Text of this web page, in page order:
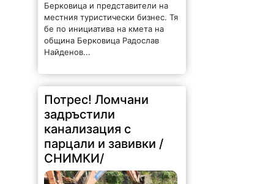
Берковица и представители на
местния туристически бизнес. Тя
бе по инициатива на кмета на
община Берковица Радослав
Найденов...
Потрес! Ломчани
задръстили
канализация с
парцали и завивки /
СНИМКИ/